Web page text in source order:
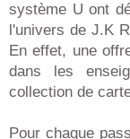
système U ont
l'univers de J.K
En effet, une
dans les
collection de
Pour chaque